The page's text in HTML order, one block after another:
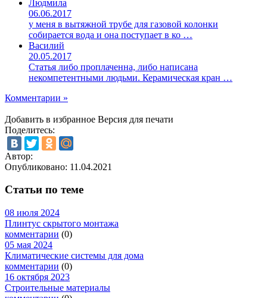
Людмила
06.06.2017
у меня в вытяжной трубе для газовой колонки
собирается вода и она поступает в ко …
Василий
20.05.2017
Статья либо проплаченна, либо написана
некомпетентными людьми. Керамическая кран …
Комментарии »
Добавить в избранное Версия для печати
Поделитесь:
Автор:
Опубликовано: 11.04.2021
Статьи по теме
08 июля 2024
Плинтус скрытого монтажа
комментарии (0)
05 мая 2024
Климатические системы для дома
комментарии (0)
16 октября 2023
Строительные материалы